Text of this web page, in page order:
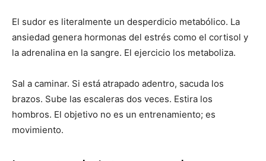
El sudor es literalmente un desperdicio metabólico. La
ansiedad genera hormonas del estrés como el cortisol y
la adrenalina en la sangre. El ejercicio los metaboliza.
Sal a caminar. Si está atrapado adentro, sacuda los
brazos. Sube las escaleras dos veces. Estira los
hombros. El objetivo no es un entrenamiento; es
movimiento.